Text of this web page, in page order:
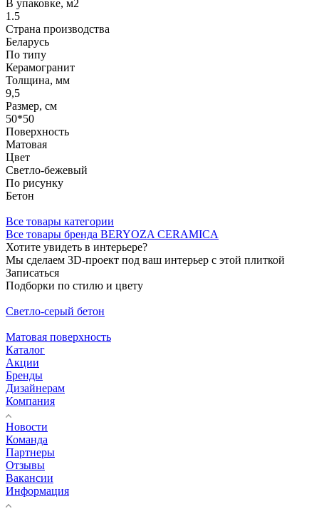
В упаковке, м2
1.5
Страна производства
Беларусь
По типу
Керамогранит
Толщина, мм
9,5
Размер, см
50*50
Поверхность
Матовая
Цвет
Светло-бежевый
По рисунку
Бетон
Все товары категории
Все товары бренда BERYOZA CERAMICA
Хотите увидеть в интерьере?
Мы сделаем 3D-проект под ваш интерьер с этой плиткой
Записаться
Подборки по стилю и цвету
Светло-серый бетон
Матовая поверхность
Каталог
Акции
Бренды
Дизайнерам
Компания
Новости
Команда
Партнеры
Отзывы
Вакансии
Информация